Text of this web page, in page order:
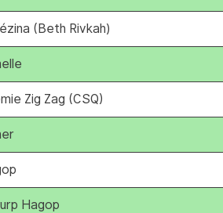
(Beth Rivkah)
Zig Zag (CSQ)
Hagop